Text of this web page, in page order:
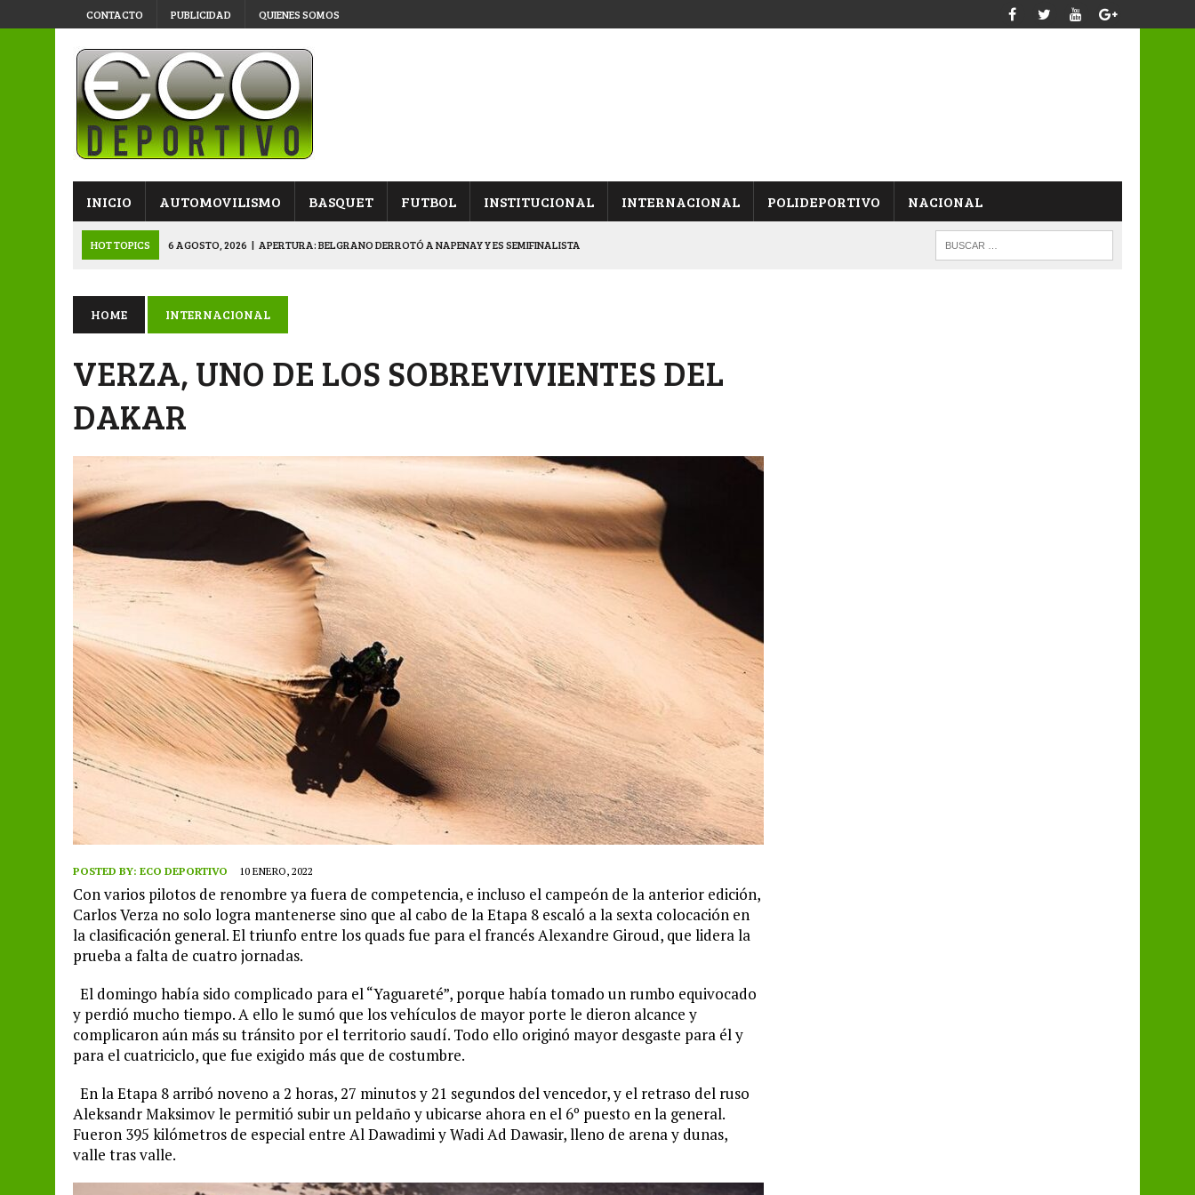
CONTACTO PUBLICIDAD QUIENES SOMOS
INICIO AUTOMOVILISMO BASQUET FUTBOL INSTITUCIONAL INTERNACIONAL POLIDEPORTIVO NACIONAL
HOT TOPICS 6 AGOSTO, 2026 | APERTURA: BELGRANO DERROTÓ A NAPENAY Y ES SEMIFINALISTA
4 AGOSTO, 2026 | VETERANOS SE PREPARAN PARA LA GRAN FIESTA PROVINCIAL
6 AGOSTO, 2026 PRIMERA B: SPORTIVO SE METIÓ EN SEMIFINALES TRAS GANARLE A “LA MONTE”
HOME INTERNACIONAL
VERZA, UNO DE LOS SOBREVIVIENTES DEL
DAKAR
POSTED BY: ECO DEPORTIVO 10 ENERO, 2022
Con varios pilotos de renombre ya fuera de competencia, e incluso el campeón de la anterior edición,
Carlos Verza no solo logra mantenerse sino que al cabo de la Etapa 8 escaló a la sexta colocación en
la clasificación general. El triunfo entre los quads fue para el francés Alexandre Giroud, que lidera la
prueba a falta de cuatro jornadas.
El domingo había sido complicado para el “Yaguareté”, porque había tomado un rumbo equivocado
y perdió mucho tiempo. A ello le sumó que los vehículos de mayor porte le dieron alcance y
complicaron aún más su tránsito por el territorio saudí. Todo ello originó mayor desgaste para él y
para el cuatriciclo, que fue exigido más que de costumbre.
En la Etapa 8 arribó noveno a 2 horas, 27 minutos y 21 segundos del vencedor, y el retraso del ruso
Aleksandr Maksimov le permitió subir un peldaño y ubicarse ahora en el 6º puesto en la general.
Fueron 395 kilómetros de especial entre Al Dawadimi y Wadi Ad Dawasir, lleno de arena y dunas,
valle tras valle.